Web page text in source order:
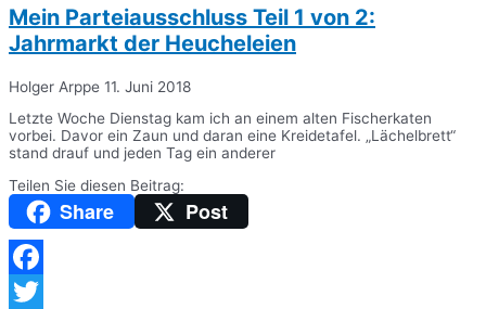
Mein Parteiausschluss Teil 1 von 2:
Jahrmarkt der Heucheleien
Holger Arppe 11. Juni 2018
Letzte Woche Dienstag kam ich an einem alten Fischerkaten
vorbei. Davor ein Zaun und daran eine Kreidetafel. „Lächelbrett“
stand drauf und jeden Tag ein anderer
Teilen Sie diesen Beitrag:
Share Post
Facebook